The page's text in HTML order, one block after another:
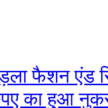
फैशन एंड
का हुआ